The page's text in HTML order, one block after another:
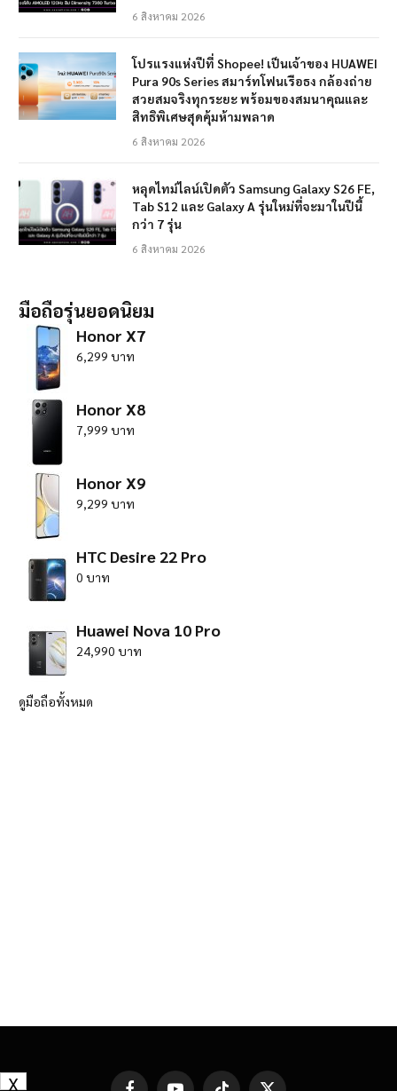
6 สิงหาคม 2026
โปรแรงแห่งปีที่ Shopee! เป็นเจ้าของ HUAWEI
Pura 90s Series สมาร์ทโฟนเรือธง กล้องถ่าย
สวยสมจริงทุกระยะ พร้อมของสมนาคุณและ
สิทธิพิเศษสุดคุ้มห้ามพลาด
6 สิงหาคม 2026
หลุดไทม์ไลน์เปิดตัว Samsung Galaxy S26 FE,
Tab S12 และ Galaxy A รุ่นใหม่ที่จะมาในปีนี้
กว่า 7 รุ่น
6 สิงหาคม 2026
มือถือรุ่นยอดนิยม
Honor X7
6,299 บาท
Honor X8
7,999 บาท
Honor X9
9,299 บาท
HTC Desire 22 Pro
0 บาท
Huawei Nova 10 Pro
24,990 บาท
ดูมือถือทั้งหมด
X